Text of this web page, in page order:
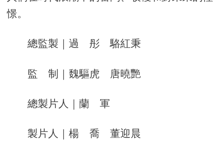
憬。
總監製｜過 彤 駱紅秉
監 制｜魏驅虎 唐曉艷
總製片人｜蘭 軍
製片人｜楊 喬 董迎晨